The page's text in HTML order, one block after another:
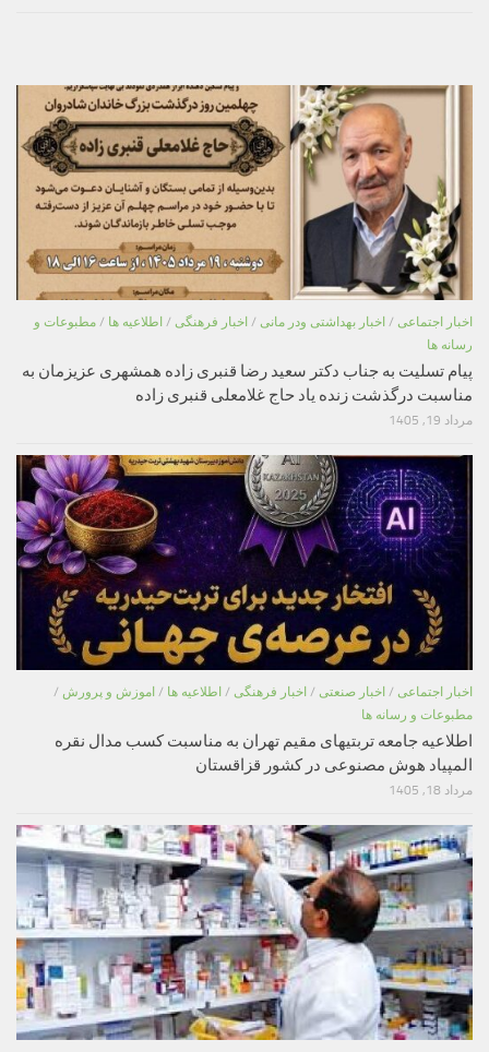
اخبار اجتماعی / اخبار بهداشتی ودر مانی / اخبار فرهنگی / اطلاعیه ها / مطبوعات و
رسانه ها
پیام تسلیت به جناب دکتر سعید رضا قنبری زاده همشهری عزیزمان به
مناسبت درگذشت زنده یاد حاج غلامعلی قنبری زاده
مرداد 19, 1405
اخبار اجتماعی / اخبار صنعتی / اخبار فرهنگی / اطلاعیه ها / اموزش و پرورش /
مطبوعات و رسانه ها
اطلاعیه جامعه تربتیهای مقیم تهران به مناسبت کسب مدال نقره
المپیاد هوش مصنوعی در کشور قزاقستان
مرداد 18, 1405